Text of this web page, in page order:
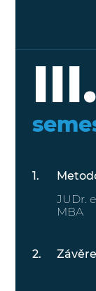
III.
JUDr.
MBA